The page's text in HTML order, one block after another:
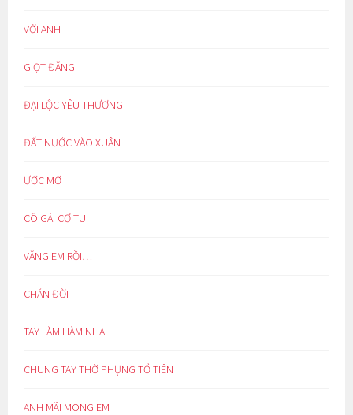
VỚI ANH
GIỌT ĐẮNG
ĐẠI LỘC YÊU THƯƠNG
ĐẤT NƯỚC VÀO XUÂN
ƯỚC MƠ
CÔ GÁI CƠ TU
VẮNG EM RỒI…
CHÁN ĐỜI
TAY LÀM HÀM NHAI
CHUNG TAY THỜ PHỤNG TỔ TIÊN
ANH MÃI MONG EM